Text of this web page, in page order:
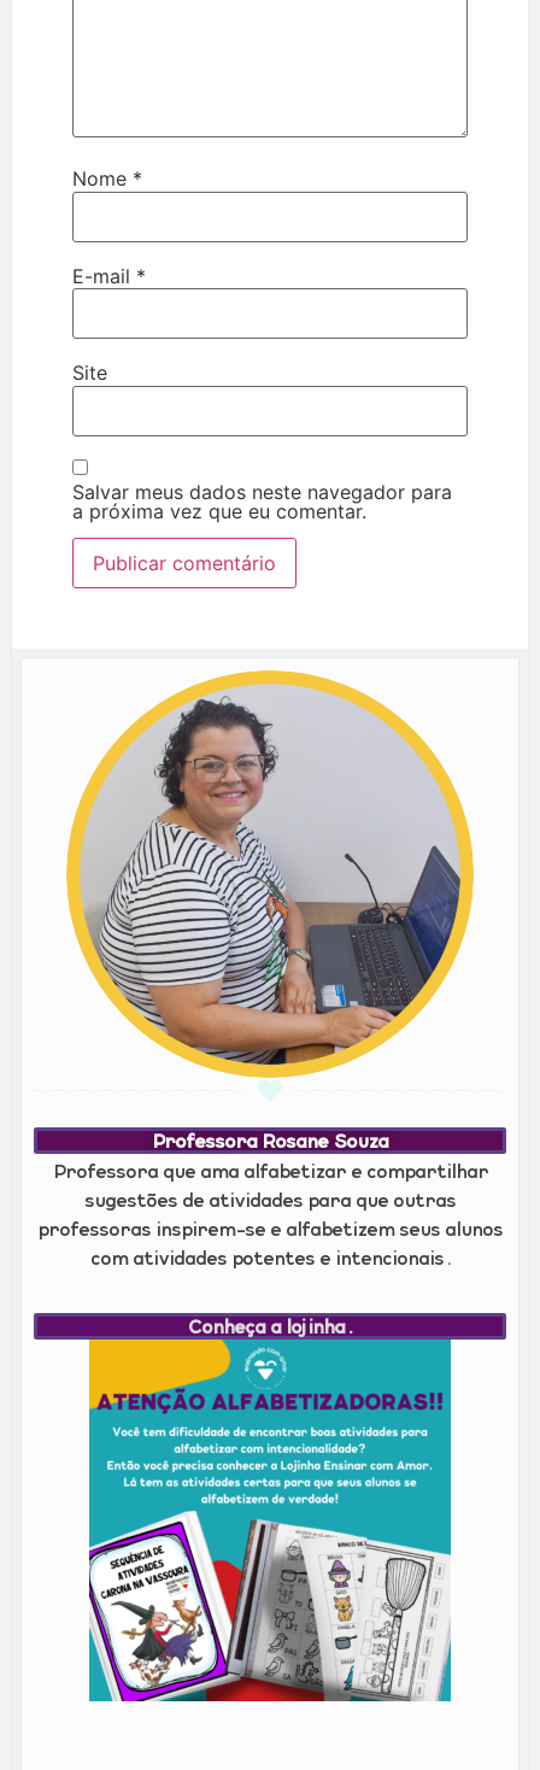
Nome *
E-mail *
Site
Salvar meus dados neste navegador para
a próxima vez que eu comentar.
Professora Rosane Souza
Professora que ama alfabetizar e compartilhar
sugestões de atividades para que outras
professoras inspirem-se e alfabetizem seus alunos
com atividades potentes e intencionais.
Conheça a lojinha.